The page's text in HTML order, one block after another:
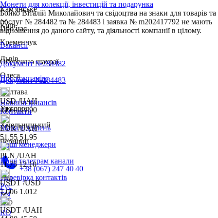
Кам'янське
Київ
Кременчук
Львів
Одеса
Полтава
Ужгород
Хмельницький
Чернівці
+38 (067) 247 40 40
Укр
Рус
EN
IT
RO
Монети для колекції, інвестицій та подарунка
Про нас
Вакансії
Обережно шахраї
Про компанію
Новини фінансів
Контакти
Мапа відділень
Наші менеджери
Наші телеграм канали
Перевірка контактів
Укр
Бойко Віталій Миколайович та свідоцтва на знаки для товарів та
послуг № 284482 та № 284483 і заявка № m202417792 не мають
відношення до даного сайту, та діяльності компанії в цілому.
Документ №284482
Документ №284483
USD /UAH
44.60 44.90
EUR /UAH
51.55 51.95
PLN /UAH
11.75 12.10
USDT /USD
1.006 1.012
USDT /UAH